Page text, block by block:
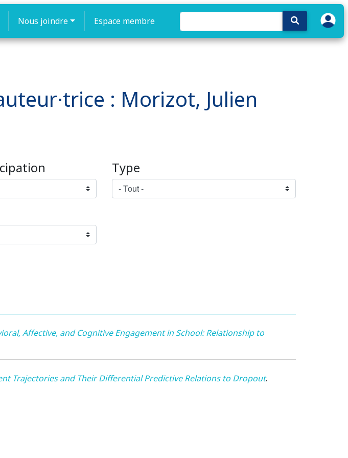
Nous joindre Espace membre
: Morizot, Julien
Type
Affective, and Cognitive Engagement in School: Relationship to
Trajectories and Their Differential Predictive Relations to Dropout.